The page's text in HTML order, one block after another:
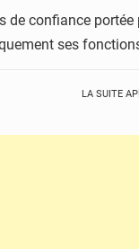
de confiance
ses
LA SUITE